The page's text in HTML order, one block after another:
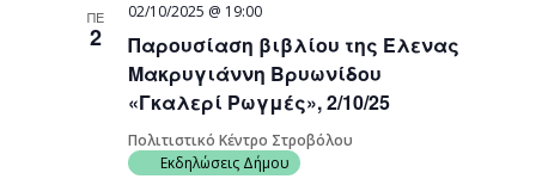
ΠΕ
2
Παρουσίαση βιβλίου της Έλενας
Μακρυγιάννη Βρυωνίδου
«Γκαλερί Ρωγμές», 2/10/25
02/10/2025 @ 19:00
Πολιτιστικό Κέντρο Στροβόλου
Εκδηλώσεις Δήμου